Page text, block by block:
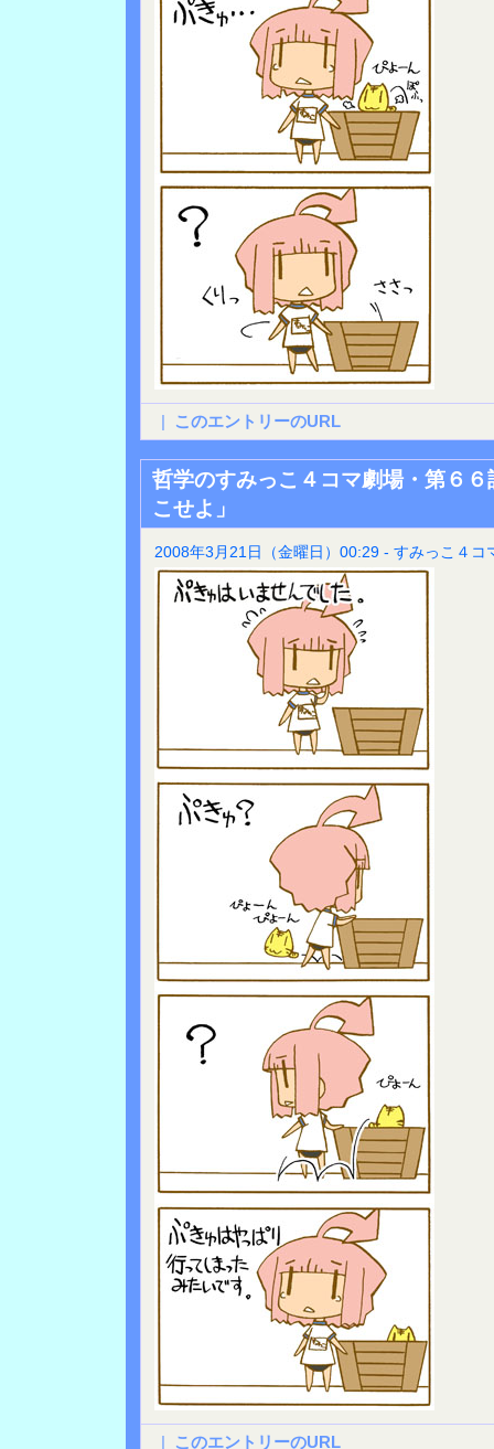
| このエントリーのURL
哲学のすみっこ４コマ劇場・第６
こせよ」
2008年3月21日（金曜日）00:29 - すみっこ４コ
| このエントリーのURL